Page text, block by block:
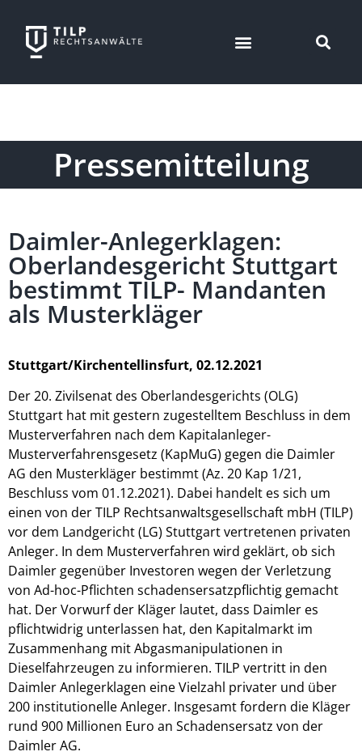
Pressemitteilung
Daimler-Anlegerklagen:
Oberlandesgericht Stuttgart
bestimmt TILP- Mandanten
als Musterkläger
Stuttgart/Kirchentellinsfurt, 02.12.2021
Der 20. Zivilsenat des Oberlandesgerichts (OLG)
Stuttgart hat mit gestern zugestelltem Beschluss in dem
Musterverfahren nach dem Kapitalanleger-
Musterverfahrensgesetz (KapMuG) gegen die Daimler
AG den Musterkläger bestimmt (Az. 20 Kap 1/21,
Beschluss vom 01.12.2021). Dabei handelt es sich um
einen von der TILP Rechtsanwaltsgesellschaft mbH (TILP)
vor dem Landgericht (LG) Stuttgart vertretenen privaten
Anleger. In dem Musterverfahren wird geklärt, ob sich
Daimler gegenüber Investoren wegen der Verletzung
von Ad-hoc-Pflichten schadensersatzpflichtig gemacht
hat. Der Vorwurf der Kläger lautet, dass Daimler es
pflichtwidrig unterlassen hat, den Kapitalmarkt im
Zusammenhang mit Abgasmanipulationen in
Dieselfahrzeugen zu informieren. TILP vertritt in den
Daimler Anlegerklagen eine Vielzahl privater und über
200 institutionelle Anleger. Insgesamt fordern die Kläger
rund 900 Millionen Euro an Schadensersatz von der
Daimler AG.